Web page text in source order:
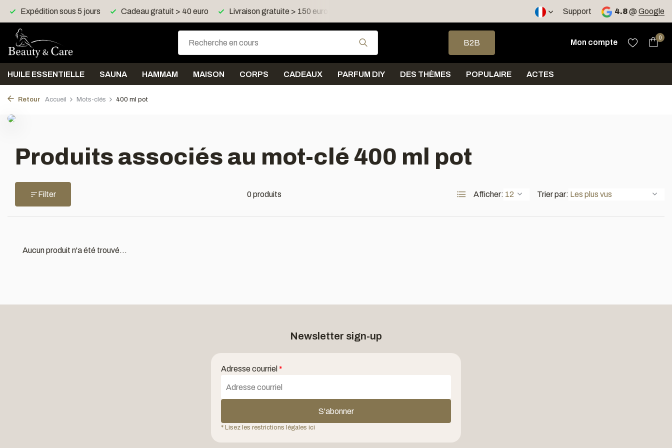
Expédition sous 5 jours Cadeau gratuit > 40 euro Livraison gratuite > 150 euro dans FR, LU, UK, IE, AT, PL, CZ, RO Expédition sous 5 jours Support 4.8@ Google
Utilisez les flèches haut et bas pour sélectionner le résultat disponible. Appuyez
B2B
Mon compte
0
HUILE ESSENTIELLE SAUNA HAMMAM MAISON CORPS CADEAUX PARFUM DIY DES THÈMES POPULAIRE ACTES
Retour Accueil Mots-clés 400 ml pot
Produits associés au mot-clé 400 ml pot
Filter 0 produits Afficher: Trier par:
Aucun produit n'a été trouvé...
Newsletter sign-up
Adresse courriel *
S'abonner
* Lisez les restrictions légales ici